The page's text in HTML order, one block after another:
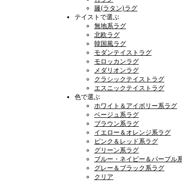
籐(ラタン)ラグ
テイストで選ぶ
無地系ラグ
北欧ラグ
韓国風ラグ
モダンテイストラグ
モロッカンラグ
メダリオンラグ
クラシックテイストラグ
エスニックテイストラグ
色で選ぶ
ホワイト＆アイボリー系ラグ
ベージュ系ラグ
ブラウン系ラグ
イエロー＆オレンジ系ラグ
ピンク＆レッド系ラグ
グリーン系ラグ
ブルー・ネイビー＆パープル
グレー＆ブラック系ラグ
クリア